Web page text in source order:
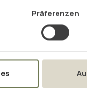
Präferenzen
kommt völlig ohne
Quelle.